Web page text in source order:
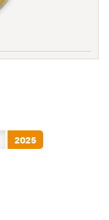
2025